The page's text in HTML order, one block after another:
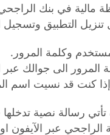
مالية في بنك
التطبيق وتسجيل
وكلمة المرور.
الى جوالك عبر
إذا كنت قد نسيت
رسالة نصية
الراجحي عبر الآيفون